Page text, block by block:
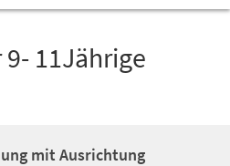
11Jährige
mit Ausrichtung